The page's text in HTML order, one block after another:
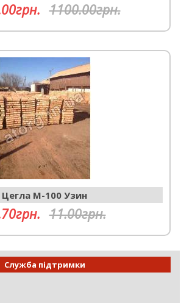
1100.00грн.
Цегла М-100 Узин
11.00грн.
Служба підтримки